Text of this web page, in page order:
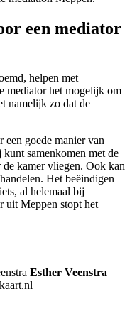
een mediator
helpen met
mediator het mogelijk om
namelijk zo dat de
goede manier van
samenkomen met de
de kamer vliegen. Ook kan
Het beëindigen
al helemaal bij
uit Meppen stopt het
Esther Veenstra